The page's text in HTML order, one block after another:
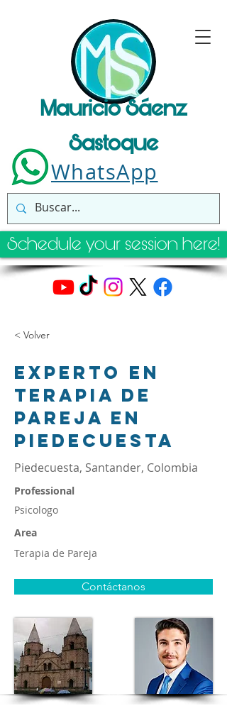
Mauricio Sáenz
Sastoque
WhatsApp
Schedule your session here!
< Volver
Experto en
terapia de
pareja en
Piedecuesta
Piedecuesta, Santander, Colombia
Professional
Psicologo
Area
Terapia de Pareja
Contáctanos